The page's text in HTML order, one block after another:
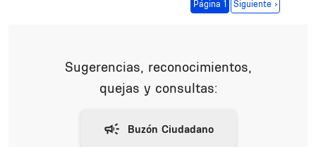
Página 1 Siguiente página
Siguiente ›
Sugerencias, reconocimientos,
quejas y consultas: